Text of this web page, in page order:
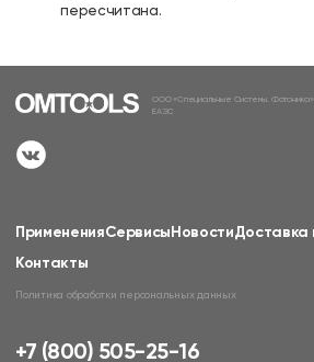
пересчитана.
ООО «Специальные Системы. Фотоника»
ЕАЭС
ПримененияСервисыНовостиДоставка
Контакты
Политика обработки персональных данных
+7 (800) 505-25-16